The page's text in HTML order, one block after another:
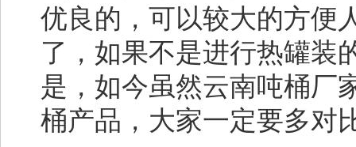
优良的，可以较大的方便
了，如果不是进行热罐装
是，如今虽然云南吨桶厂
桶产品，大家一定要多对